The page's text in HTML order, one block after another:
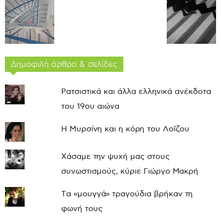
Δημοφιλή άρθρα & σελίδες
Ρατσιστικά και άλλα ελληνικά ανέκδοτα
του 19ου αιώνα
Η Μυρσίνη και η κόρη του Λοΐζου
Χάσαμε την ψυχή μας στους
συνωστισμούς, κύριε Γιώργο Μακρή
Τα «μουγγά» τραγούδια βρήκαν τη
φωνή τους